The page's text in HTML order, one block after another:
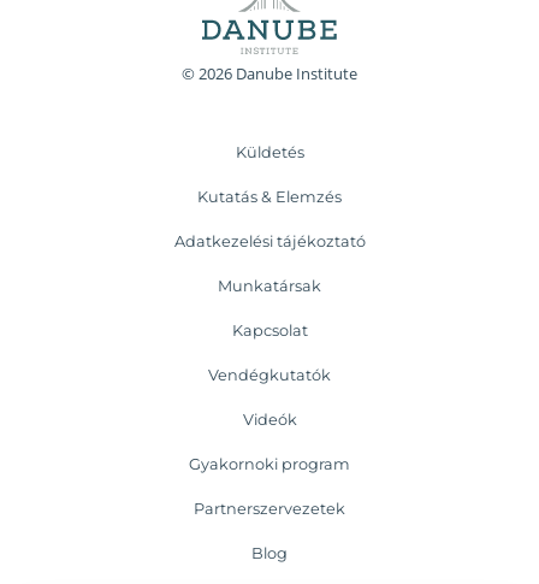
© 2026 Danube Institute
Küldetés
Kutatás & Elemzés
Adatkezelési tájékoztató
Munkatársak
Kapcsolat
Vendégkutatók
Videók
Gyakornoki program
Partnerszervezetek
Blog